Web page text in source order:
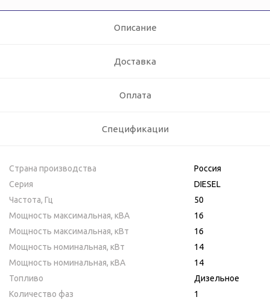
Описание
Доставка
Оплата
Спецификации
Страна производства
Россия
Серия
DIESEL
Частота, Гц
50
Мощность максимальная, кВA
16
Мощность максимальная, кВт
16
Мощность номинальная, кВт
14
Мощность номинальная, кВА
14
Топливо
Дизельное
Количество фаз
1